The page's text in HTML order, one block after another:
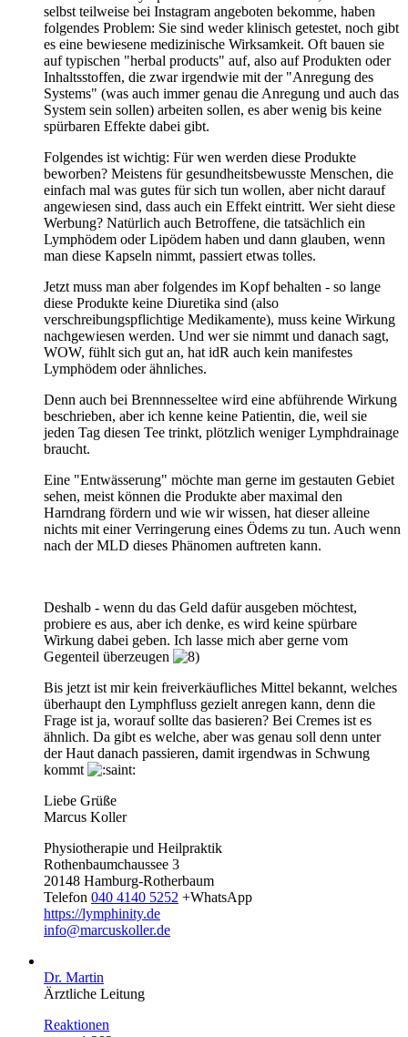
selbst teilweise bei Instagram angeboten bekomme, haben
folgendes Problem: Sie sind weder klinisch getestet, noch gibt
es eine bewiesene medizinische Wirksamkeit. Oft bauen sie
auf typischen "herbal products" auf, also auf Produkten oder
Inhaltsstoffen, die zwar irgendwie mit der "Anregung des
Systems" (was auch immer genau die Anregung und auch das
System sein sollen) arbeiten sollen, es aber wenig bis keine
spürbaren Effekte dabei gibt.
Folgendes ist wichtig: Für wen werden diese Produkte
beworben? Meistens für gesundheitsbewusste Menschen, die
einfach mal was gutes für sich tun wollen, aber nicht darauf
angewiesen sind, dass auch ein Effekt eintritt. Wer sieht diese
Werbung? Natürlich auch Betroffene, die tatsächlich ein
Lymphödem oder Lipödem haben und dann glauben, wenn
man diese Kapseln nimmt, passiert etwas tolles.
Jetzt muss man aber folgendes im Kopf behalten - so lange
diese Produkte keine Diuretika sind (also
verschreibungspflichtige Medikamente), muss keine Wirkung
nachgewiesen werden. Und wer sie nimmt und danach sagt,
WOW, fühlt sich gut an, hat idR auch kein manifestes
Lymphödem oder ähnliches.
Denn auch bei Brennnesseltee wird eine abführende Wirkung
beschrieben, aber ich kenne keine Patientin, die, weil sie
jeden Tag diesen Tee trinkt, plötzlich weniger Lymphdrainage
braucht.
Eine "Entwässerung" möchte man gerne im gestauten Gebiet
sehen, meist können die Produkte aber maximal den
Harndrang fördern und wie wir wissen, hat dieser alleine
nichts mit einer Verringerung eines Ödems zu tun. Auch wenn
nach der MLD dieses Phänomen auftreten kann.
Deshalb - wenn du das Geld dafür ausgeben möchtest,
probiere es aus, aber ich denke, es wird keine spürbare
Wirkung dabei geben. Ich lasse mich aber gerne vom
Gegenteil überzeugen
Bis jetzt ist mir kein freiverkäufliches Mittel bekannt, welches
überhaupt den Lymphfluss gezielt anregen kann, denn die
Frage ist ja, worauf sollte das basieren? Bei Cremes ist es
ähnlich. Da gibt es welche, aber was genau soll denn unter
der Haut danach passieren, damit irgendwas in Schwung
kommt
Liebe Grüße
Marcus Koller
Physiotherapie und Heilpraktik
Rothenbaumchaussee 3
20148 Hamburg-Rotherbaum
Telefon 040 4140 5252 +WhatsApp
https://lymphinity.de
info@marcuskoller.de
Dr. Martin
Ärztliche Leitung
Reaktionen